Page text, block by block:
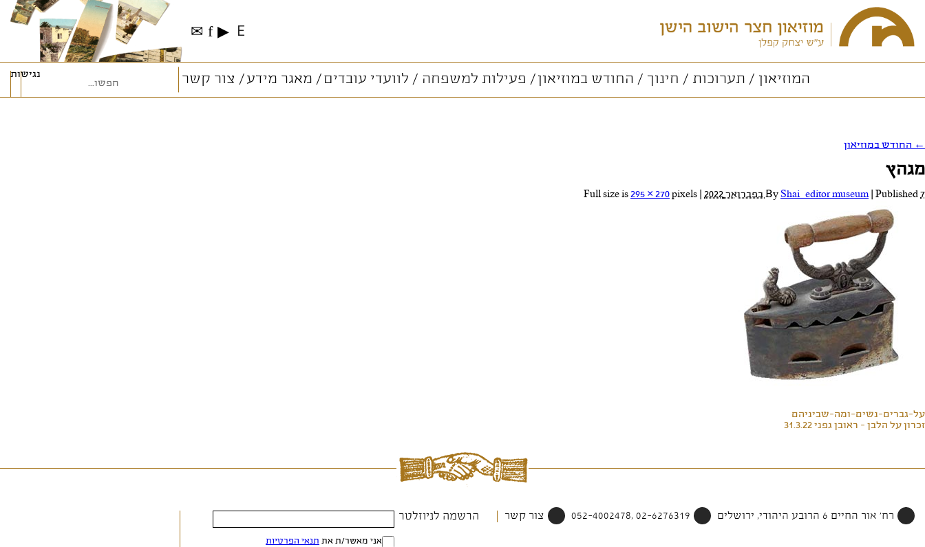
E
▶
f
✉
המוזיאון תערוכות חינוך החודש במוזיאון פעילות למשפחה לוועדי עובדים מאגר מידע צור קשר נגישות
← החודש במוזיאון
מגהץ
By Shai_editor museum Published7 בפברואר 2022 295 × 270pixels
על-גברים-נשים-ומה-שביניהם
זכרון על הלבן - ראובן גפני 31.3.22
רח' אור החיים 6 הרובע היהודי, ירושלים 02-6276319 ,052-4002478 צור קשר הרשמה לניוזלטר
אני מאשר/ת את תנאי הפרטיות